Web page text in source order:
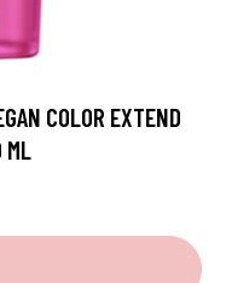
COLOR EXTEND
ML